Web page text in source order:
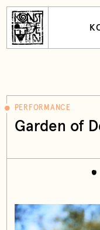
PERFORMANCE
Garden of